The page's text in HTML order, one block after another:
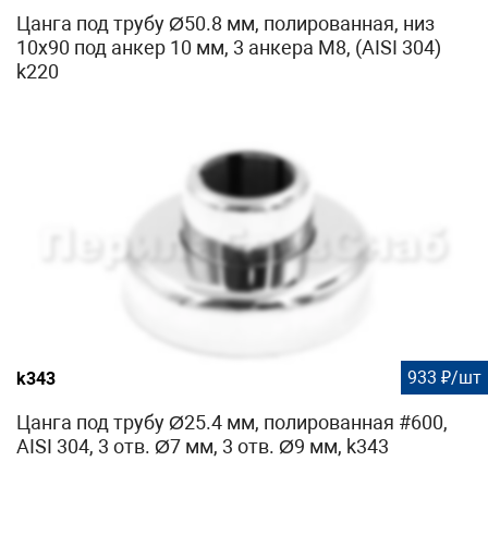
Цанга под трубу Ø50.8 мм, полированная, низ
10х90 под анкер 10 мм, 3 анкера М8, (AISI 304)
k220
k343 933 ₽/шт
Цанга под трубу Ø25.4 мм, полированная #600,
AISI 304, 3 отв. Ø7 мм, 3 отв. Ø9 мм, k343